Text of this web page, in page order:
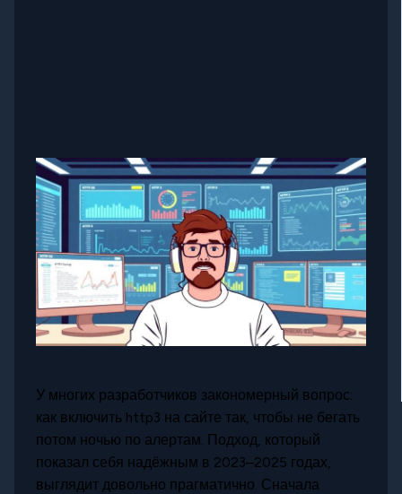
У многих разработчиков закономерный вопрос:
как включить http3 на сайте так, чтобы не бегать
потом ночью по алертам. Подход, который
показал себя надёжным в 2023–2025 годах,
выглядит довольно прагматично. Сначала